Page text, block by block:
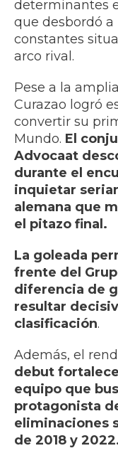
determinantes
que desbordó
constantes
arco rival.
Pese a la
Curazao logró
convertir su
Mundo. El
Advocaat
durante el
inquietar
alemana que
el pitazo final.
La goleada
frente del
diferencia de
resultar
clasificación.
Además, el
debut
equipo que
protagonista
eliminaciones
de 2018 y